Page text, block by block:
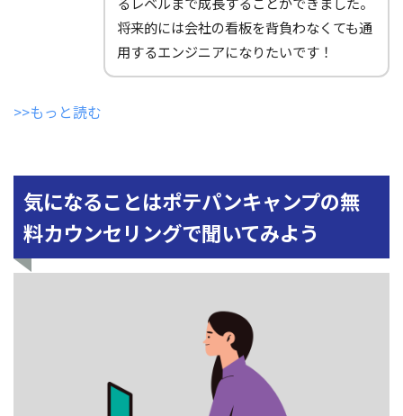
将来的には会社の看板を背負わなくても通
用するエンジニアになりたいです！
>>もっと読む
気になることはポテパンキャンプの無
料カウンセリングで聞いてみよう